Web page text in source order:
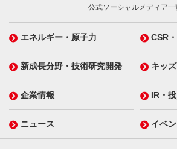
公式ソーシャルメディア一
エネルギー・原子力 CSR
新成長分野・技術研究開発 キッ
企業情報 IR・
ニュース イベ